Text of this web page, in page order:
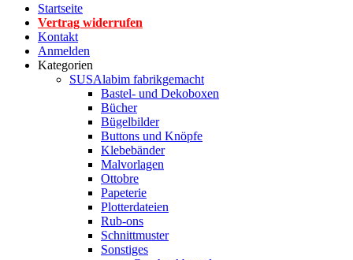
Startseite
Vertrag widerrufen
Kontakt
Anmelden
Kategorien
SUSAlabim fabrikgemacht
Bastel- und Dekoboxen
Bücher
Bügelbilder
Buttons und Knöpfe
Klebebänder
Malvorlagen
Ottobre
Papeterie
Plotterdateien
Rub-ons
Schnittmuster
Sonstiges